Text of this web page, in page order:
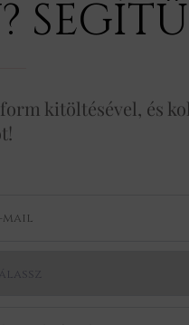
kitöltésével, és